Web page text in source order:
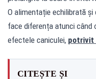
O alimentație echilibrată
face diferența atunci când
efectele caniculei, potrivit
CITEȘTE ȘI